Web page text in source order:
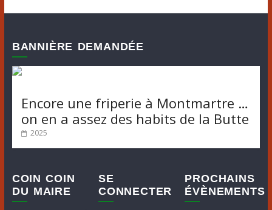
BANNIÈRE DEMANDÉE
Encore une friperie à Montmartre …
on en a assez des habits de la Butte
2025
COIN COIN
DU MAIRE
SE
CONNECTER
PROCHAINS
ÉVÈNEMENTS